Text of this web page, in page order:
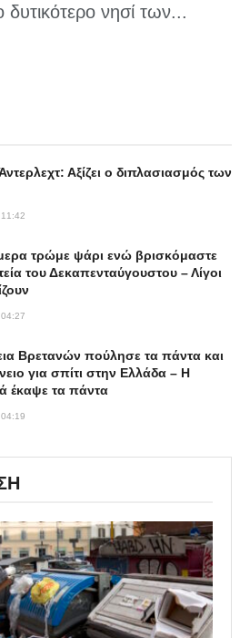
νησί των...
Αξίζει ο διπλασιασμός των
τρώμε ψάρι ενώ βρισκόμαστε
του Δεκαπενταύγουστου – Λίγοι
Βρετανών πούλησε τα πάντα και
για σπίτι στην Ελλάδα – Η
έκαψε τα πάντα